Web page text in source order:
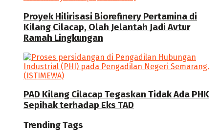
Proyek Hilirisasi Biorefinery Pertamina di
Kilang Cilacap, Olah Jelantah Jadi Avtur
Ramah Lingkungan
PAD Kilang Cilacap Tegaskan Tidak Ada PHK
Sepihak terhadap Eks TAD
Trending Tags